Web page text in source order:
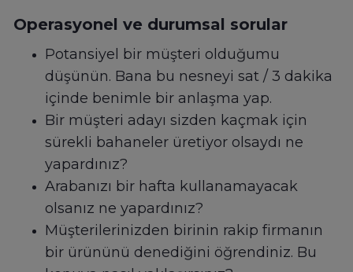
Operasyonel ve durumsal sorular
Potansiyel bir müşteri olduğumu
düşünün. Bana bu nesneyi sat / 3 dakika
içinde benimle bir anlaşma yap.
Bir müşteri adayı sizden kaçmak için
sürekli bahaneler üretiyor olsaydı ne
yapardınız?
Arabanızı bir hafta kullanamayacak
olsanız ne yapardınız?
Müşterilerinizden birinin rakip firmanın
bir ürününü denediğini öğrendiniz. Bu